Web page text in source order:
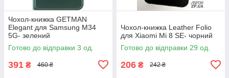
Чохол-книжка GETMAN
Elegant для Samsung M34
5G- зелений
Готово до відправки 3 од.
391 ₴ 460 ₴
Чохол-книжка Leather Folio
для Xiaomi Mi 8 SE- чорний
Готово до відправки 29 од.
206 ₴ 242 ₴